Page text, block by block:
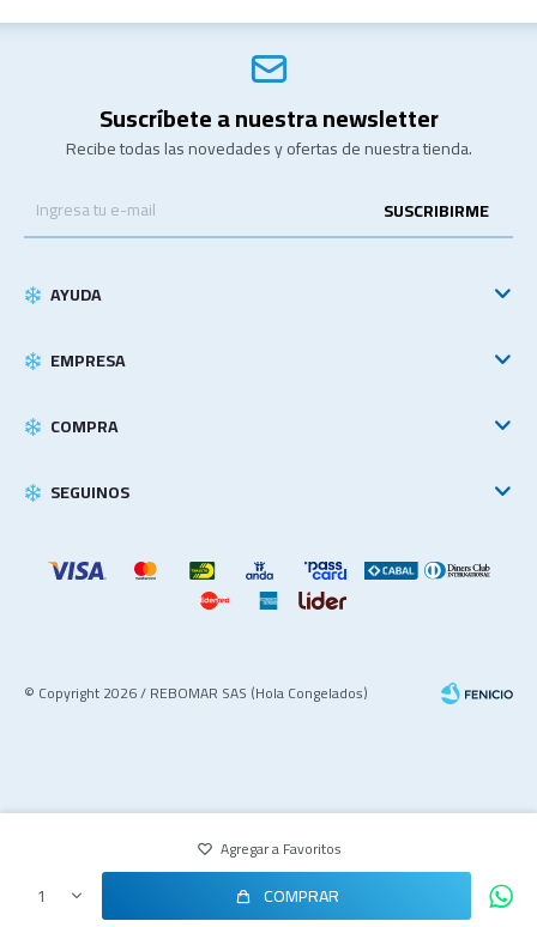
1 COMPRAR
Suscríbete a nuestra newsletter
Recibe todas las novedades y ofertas de nuestra tienda.
SUSCRIBIRME
AYUDA
EMPRESA
COMPRA
SEGUINOS
© Copyright 2026 / REBOMAR SAS (Hola Congelados)